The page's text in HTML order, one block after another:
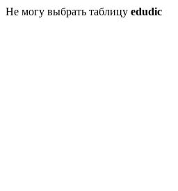
Не могу выбрать таблицу edudic